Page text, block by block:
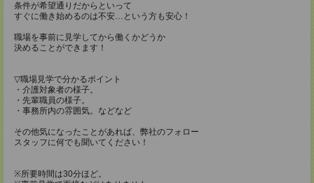
条件が希望通りだからといって
すぐに働き始めるのは不安…という方も安心！
職場を事前に見学してから働くかどうか
決めることができます！
▽職場見学で分かるポイント
・介護対象者の様子。
・先輩職員の様子。
・事務所内の雰囲気。などなど
その他気になったことがあれば、弊社のフォロー
スタッフに何でも聞いてください！
※所要時間は30分ほど。